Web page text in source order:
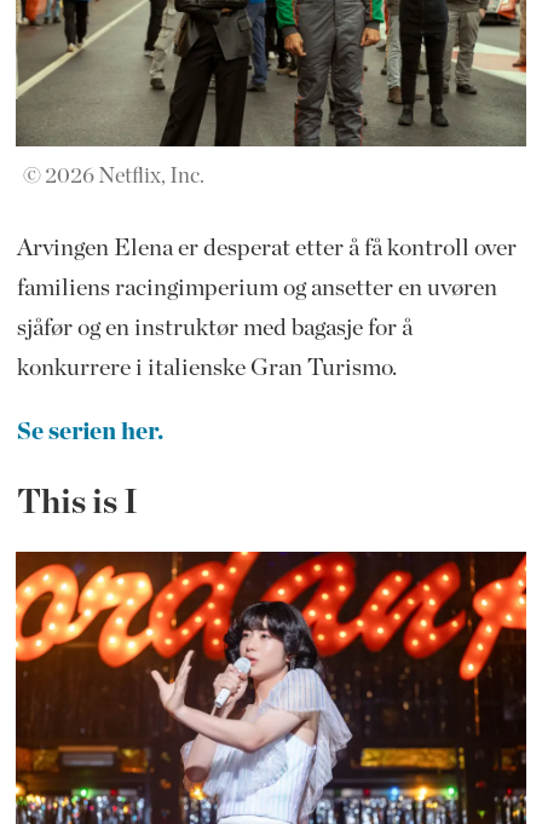
© 2026 Netflix, Inc.
Arvingen Elena er desperat etter å få kontroll over
familiens racingimperium og ansetter en uvøren
sjåfør og en instruktør med bagasje for å
konkurrere i italienske Gran Turismo.
Se serien her.
This is I